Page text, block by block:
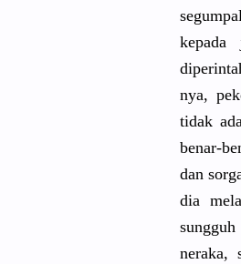
nya,
tidak
benar-
dan
dia
neraka,